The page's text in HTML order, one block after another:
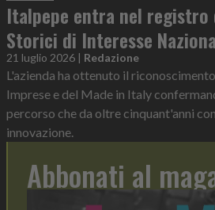
Italpepe entra nel registro
Storici di Interesse
21 luglio 2026 | Redazione
L'azienda ha ottenuto il
Imprese e del Made in Italy
percorso che da oltre cinquant'anni
innovazione.
Abbonati al